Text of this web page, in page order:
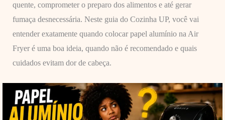
quente, comprometer o preparo dos alimentos e até gerar
fumaça desnecessária. Neste guia do Cozinha UP, você vai
entender exatamente quando colocar papel alumínio na Air
Fryer é uma boa ideia, quando não é recomendado e quais
cuidados evitam dor de cabeça.